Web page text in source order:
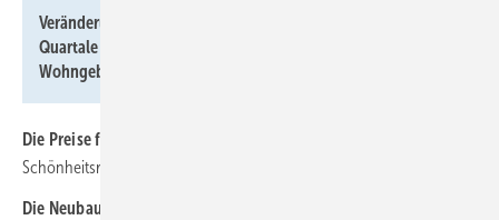
Veränderung der Baupreise gegenüber dem Mittelwert der 4
Quartale des Jahres 2021 für konventionell gefertigte
Wohngebäude von 2012 bis August 2025.
Die Preise für Instandhaltungsarbeiten
Schönheitsreparaturen) nahmen gegenüber dem Vorjahr um 3,8 % zu.
Die Neubaupreise für Bürogebäude